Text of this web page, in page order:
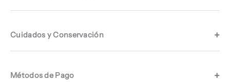
Cuidados y Conservación
Métodos de Pago